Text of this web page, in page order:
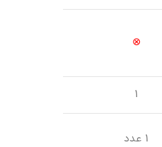
⊗
1
1 عدد